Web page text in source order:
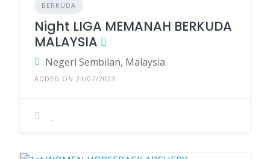
BERKUDA
Night LIGA MEMANAH BERKUDA
MALAYSIA
Negeri Sembilan, Malaysia
ADDED ON 21/07/2023